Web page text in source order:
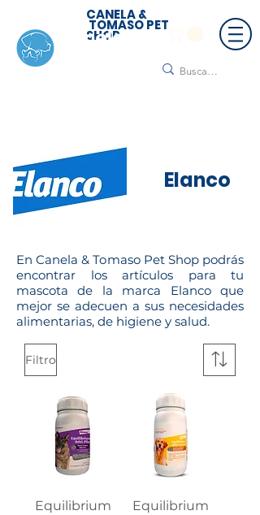
CANELA &
TOMASO PET
SHOP
Elanco
En Canela & Tomaso Pet Shop podrás
encontrar los artículos para tu
mascota de la marca Elanco que
mejor se adecuen a sus necesidades
alimentarias, de higiene y salud.
Filtro
Equilibrium
Equilibrium